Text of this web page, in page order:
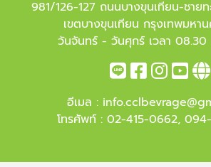
981/126-127 ถนนบางขุนเทียน-ชาย
เขตบางขุนเทียน กรุงเทพมหา
วันจันทร์ - วันศุกร์ เวลา
อีเมล :
โทรศัพท์ : 02-415-0662,